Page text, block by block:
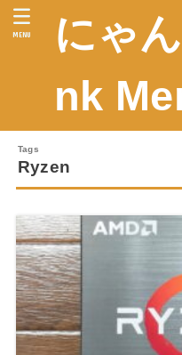
にゃ
nk
MENU
Ryzen